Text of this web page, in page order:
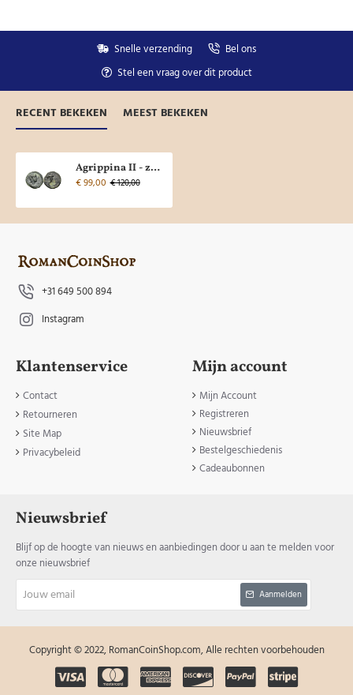
Snelle verzending
Bel ons
Stel een vraag over dit product
RECENT BEKEKEN MEEST BEKEKEN
Agrippina II - zus van Caligula, vrouw van Claudius, moeder van Nero zeer zeldzaam! (Au2322)
€ 99,00 € 120,00
+31 649 500 894
Instagram
Klantenservice
Contact
Retourneren
Site Map
Privacybeleid
Mijn account
Mijn Account
Registreren
Nieuwsbrief
Bestelgeschiedenis
Cadeaubonnen
Nieuwsbrief
Blijf op de hoogte van nieuws en aanbiedingen door u aan te melden voor
onze nieuwsbrief
email
Aanmelden
Copyright © 2022, RomanCoinShop.com, Alle rechten voorbehouden